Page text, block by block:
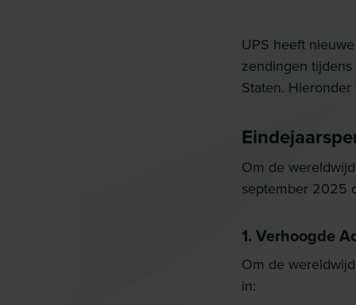
UPS heeft
zendingen
Staten.
Om de
september 2025
1. Verhoogde
Om de
in: